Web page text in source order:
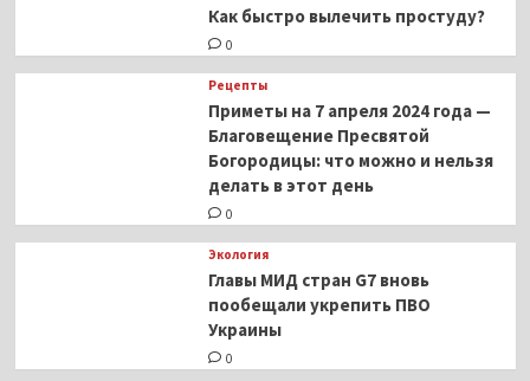
Как быстро вылечить простуду?
0
Рецепты
Приметы на 7 апреля 2024 года —
Благовещение Пресвятой
Богородицы: что можно и нельзя
делать в этот день
0
Экология
Главы МИД стран G7 вновь
пообещали укрепить ПВО
Украины
0